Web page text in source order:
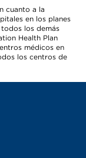
cuanto a la
en los planes
los demás
Health Plan
médicos en
los centros de